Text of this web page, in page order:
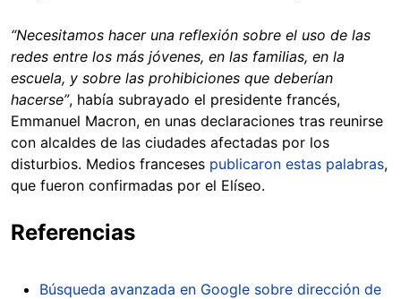
“Necesitamos hacer una reflexión sobre el uso de las
redes entre los más jóvenes, en las familias, en la
escuela, y sobre las prohibiciones que deberían
hacerse”, había subrayado el presidente francés,
Emmanuel Macron, en unas declaraciones tras reunirse
con alcaldes de las ciudades afectadas por los
disturbios. Medios franceses publicaron estas palabras,
que fueron confirmadas por el Elíseo.
Referencias
Búsqueda avanzada en Google sobre dirección de